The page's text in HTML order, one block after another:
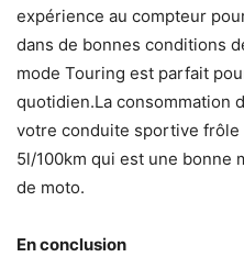
expérience au compteur
dans de bonnes conditions
mode Touring est parfait
quotidien.La consommation
votre conduite sportive frôle
5l/100km qui est une bonne
de moto.
En conclusion